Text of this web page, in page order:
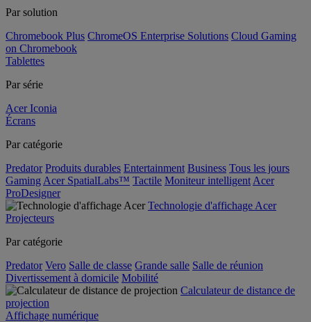
Par solution
Chromebook Plus ChromeOS Enterprise Solutions Cloud Gaming
on Chromebook
Tablettes
Par série
Acer Iconia
Écrans
Par catégorie
Predator Produits durables Entertainment Business Tous les jours
Gaming Acer SpatialLabs™ Tactile Moniteur intelligent Acer
ProDesigner
Technologie d'affichage Acer
Projecteurs
Par catégorie
Predator Vero Salle de classe Grande salle Salle de réunion
Divertissement à domicile Mobilité
Calculateur de distance de
projection
Affichage numérique